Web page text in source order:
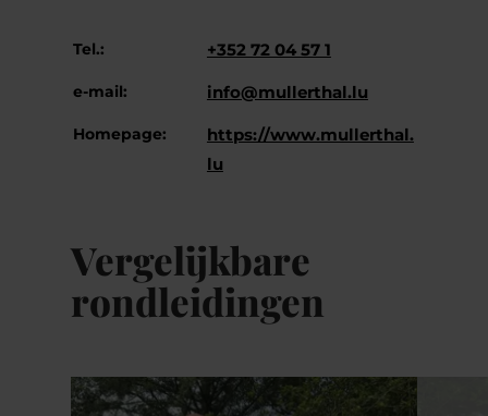
Tel.: +352 72 04 57 1
e-mail: info@mullerthal.lu
Homepage:
https://www.mullerthal.
lu
Vergelijkbare
rondleidingen